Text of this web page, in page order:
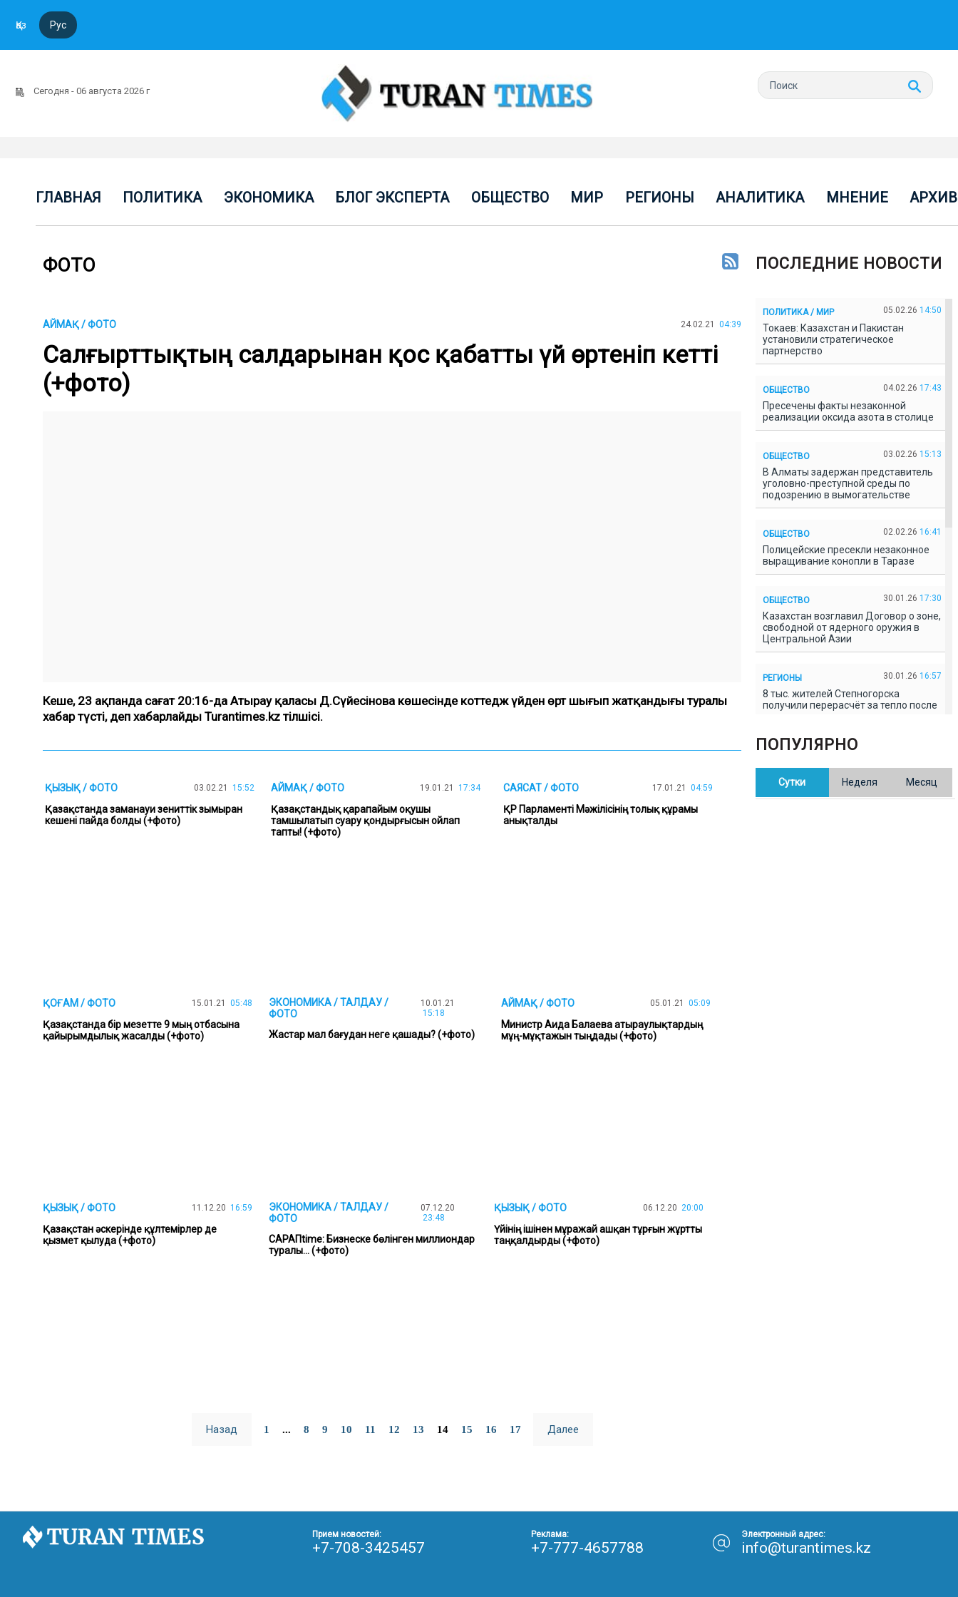
Қаз Рус
Сегодня - 06 августа 2026 г
ГЛАВНАЯ ПОЛИТИКА ЭКОНОМИКА БЛОГ ЭКСПЕРТА ОБЩЕСТВО МИР РЕГИОНЫ АНАЛИТИКА МНЕНИЕ АРХИВ
ФОТО
АЙМАҚ / ФОТО 24.02.21 04:39
Салғырттықтың салдарынан қос қабатты үй өртеніп кетті
(+фото)
Кеше, 23 ақпанда сағат 20:16-да Атырау қаласы Д.Сүйесінова көшесінде коттедж үйден өрт шығып жатқандығы туралы
хабар түсті, деп хабарлайды Turantimes.kz тілшісі.
ҚЫЗЫҚ / ФОТО 03.02.21 15:52
Қазақстанда заманауи зениттік зымыран
кешені пайда болды (+фото)
АЙМАҚ / ФОТО 19.01.21 17:34
Қазақстандық қарапайым оқушы
тамшылатып суару қондырғысын ойлап
тапты! (+фото)
САЯСАТ / ФОТО 17.01.21 04:59
ҚР Парламенті Мәжілісінің толық құрамы
анықталды
ҚОҒАМ / ФОТО 15.01.21 05:48
Қазақстанда бір мезетте 9 мың отбасына
қайырымдылық жасалды (+фото)
ЭКОНОМИКА / ТАЛДАУ /
ФОТО
10.01.21
15:18
Жастар мал бағудан неге қашады? (+фото)
АЙМАҚ / ФОТО 05.01.21 05:09
Министр Аида Балаева атыраулықтардың
мұң-мұқтажын тыңдады (+фото)
ҚЫЗЫҚ / ФОТО 11.12.20 16:59
Қазақстан әскерінде құлтемірлер де
қызмет қылуда (+фото)
ЭКОНОМИКА / ТАЛДАУ /
ФОТО
07.12.20
23:48
САРАПtime: Бизнеске бөлінген миллиондар
туралы... (+фото)
ҚЫЗЫҚ / ФОТО 06.12.20 20:00
Үйінің ішінен мұражай ашқан тұрғын жұртты
таңқалдырды (+фото)
Назад 1 ... 8 9 10 11 12 13 14 15 16 17 Далее
ПОСЛЕДНИЕ НОВОСТИ
ПОЛИТИКА / МИР 05.02.26 14:50
Токаев: Казахстан и Пакистан
установили стратегическое
партнерство
ОБЩЕСТВО 04.02.26 17:43
Пресечены факты незаконной
реализации оксида азота в столице
ОБЩЕСТВО 03.02.26 15:13
В Алматы задержан представитель
уголовно-преступной среды по
подозрению в вымогательстве
ОБЩЕСТВО 02.02.26 16:41
Полицейские пресекли незаконное
выращивание конопли в Таразе
ОБЩЕСТВО 30.01.26 17:30
Казахстан возглавил Договор о зоне,
свободной от ядерного оружия в
Центральной Азии
РЕГИОНЫ 30.01.26 16:57
8 тыс. жителей Степногорска
получили перерасчёт за тепло после
В Казахстане готовят новую
редакцию Конституции: меняется
ПОПУЛЯРНО
Сутки Неделя Месяц
Прием новостей:
+7-708-3425457
Реклама:
+7-777-4657788
Электронный адрес:
info@turantimes.kz